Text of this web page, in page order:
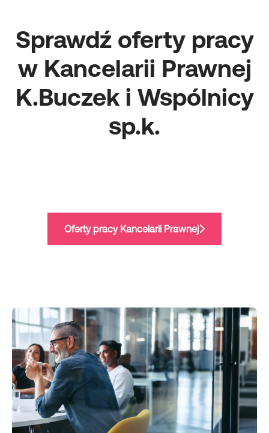
Sprawdź oferty pracy
w Kancelarii Prawnej
K.Buczek i Wspólnicy
sp.k.
Oferty pracy Kancelarii Prawnej